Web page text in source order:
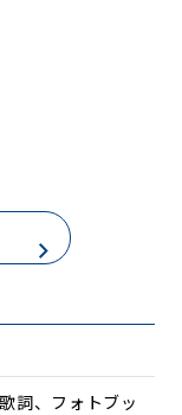
詞、フォトブッ